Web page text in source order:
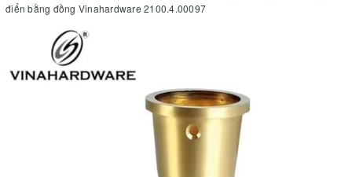
điển bằng đồng Vinahardware 2100.4.00097